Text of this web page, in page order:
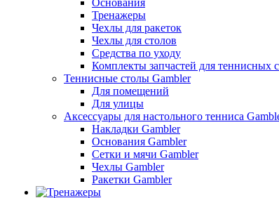
Основания
Тренажеры
Чехлы для ракеток
Чехлы для столов
Средства по уходу
Комплекты запчастей для теннисных
Теннисные столы Gambler
Для помещений
Для улицы
Аксессуары для настольного тенниса
Накладки Gambler
Основания Gambler
Сетки и мячи Gambler
Чехлы Gambler
Ракетки Gambler